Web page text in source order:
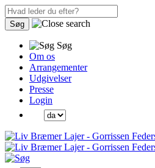
Søg
Søg
Om os
Arrangementer
Udgivelser
Presse
Login